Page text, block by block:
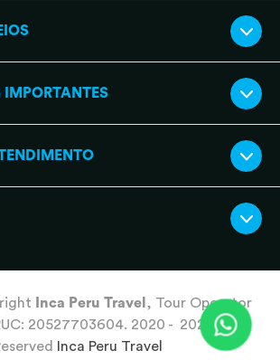
IMPORTANTES
Inca Peru Travel , Tour Operator
20527703604. 2020 - 2026 All
Inca Peru Travel